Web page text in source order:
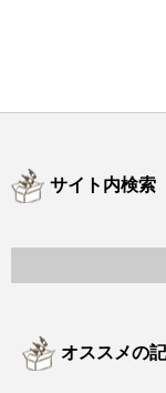
サイト内検索
オススメの